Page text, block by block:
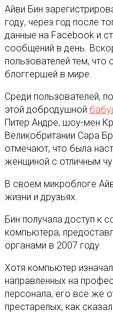
Айви Бин
году, через год после
данные на Facebook и
сообщений в день.
пользователей тем,
блоггершей в мире.
Среди пользователей,
этой добродушной
Питер Андре, шоу-мен
Великобритании Сара
отмечают, что была
женщиной с отличным
В своем микроблоге
жизни и друзьях.
Бин получала доступ к
компьютера,
органами в 2007 году.
Хотя компьютер
направленных на
персонала, его все же
престарелых, как